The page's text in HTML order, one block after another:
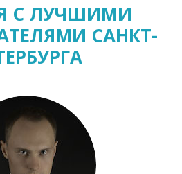
С ЛУЧШИМИ
САНКТ-